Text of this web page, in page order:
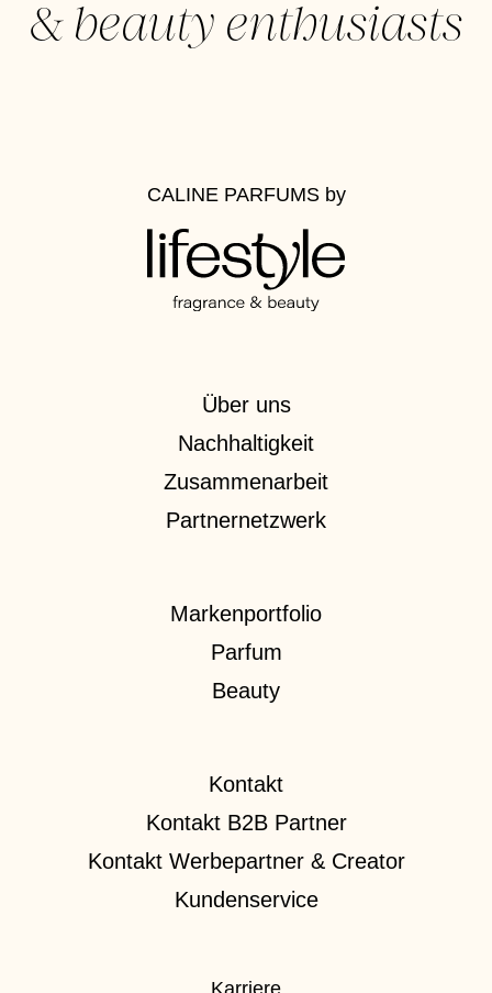
&beauty enthusiasts
CALINE PARFUMSby
Über uns
Nachhaltigkeit
Zusammenarbeit
Partnernetzwerk
Markenportfolio
Parfum
Beauty
Kontakt
Kontakt B2B Partner
Kontakt Werbepartner & Creator
Kundenservice